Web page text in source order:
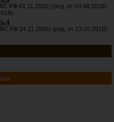
РФ 01.11.2001) (ред. от 03.08.2018)
4
РФ 24.11.2006) (ред. от 23.05.2018)